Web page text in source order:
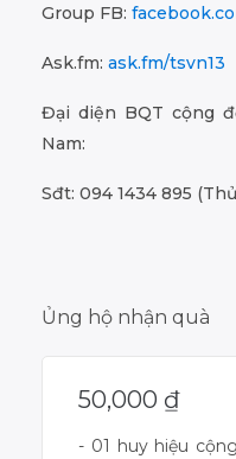
Group FB:
Ask.fm: ask.fm/tsvn13
Đại diện BQT cộng
Nam:
Sđt: 094 1434 895
Ủng hộ nhận quà
50,000 ₫
- 01 huy hiệu